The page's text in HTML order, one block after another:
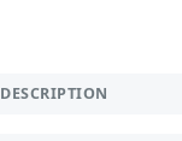
DESCRIPTION